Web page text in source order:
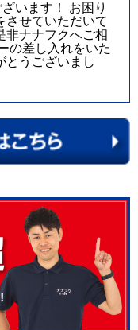
います！ お困り
させていただいて
非ナナフクへご相
の差し入れをいた
とうございまし